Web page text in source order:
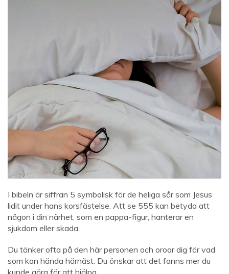
I bibeln är siffran 5 symbolisk för de heliga sår som Jesus
lidit under hans korsfästelse. Att se 555 kan betyda att
någon i din närhet, som en pappa-figur, hanterar en
sjukdom eller skada.
Du tänker ofta på den här personen och oroar dig för vad
som kan hända härnäst. Du önskar att det fanns mer du